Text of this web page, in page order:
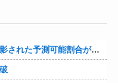
割合が気になる事故のドラレコ。